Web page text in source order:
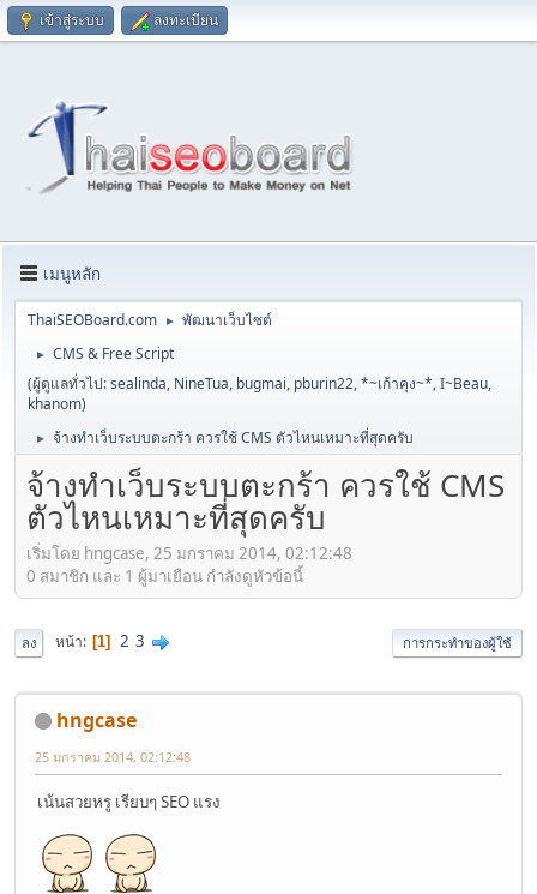
เข้าสู่ระบบ ลงทะเบียน
เมนูหลัก
ThaiSEOBoard.com ► พัฒนาเว็บไซต์
►
CMS & Free Script
(ผู้ดูแลทั่วไป:sealinda, NineTua, bugmai, pburin22,*~เก้าคุง~*,I~Beau,
khanom)
► จ้างทำเว็บระบบตะกร้า ควรใช้ CMS ตัวไหนเหมาะที่สุดครับ
จ้างทำเว็บระบบตะกร้า ควรใช้ CMS
ตัวไหนเหมาะที่สุดครับ
เริ่มโดย hngcase, 25 มกราคม 2014, 02:12:48
0 สมาชิก และ 1 ผู้มาเยือน กำลังดูหัวข้อนี้
ลง หน้า 1 2 3 การกระทำของผู้ใช้
hngcase
25 มกราคม 2014, 02:12:48
เน้นสวยหรู เรียบๆ SEO แรง